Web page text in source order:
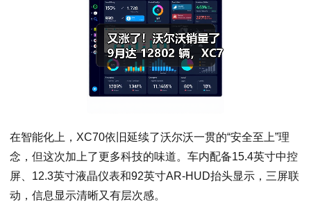
在智能化上，XC70依旧延续了沃尔沃一贯的“安全至上”理
念，但这次加上了更多科技的味道。车内配备15.4英寸中控
屏、12.3英寸液晶仪表和92英寸AR-HUD抬头显示，三屏联
动，信息显示清晰又有层次感。